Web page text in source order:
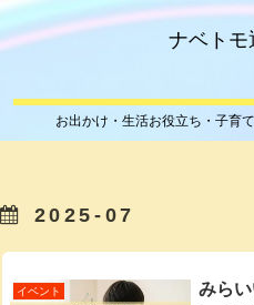
ナベト
お出かけ・生活お役立ち・子育
2025-07
イベント
みら